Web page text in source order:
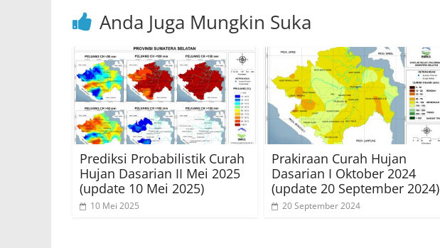
Anda Juga Mungkin Suka
Prediksi Probabilistik Curah
Hujan Dasarian II Mei 2025
(update 10 Mei 2025)
10 Mei 2025
Prakiraan Curah Hujan
Dasarian I Oktober 2024
(update 20 September 2024)
20 September 2024